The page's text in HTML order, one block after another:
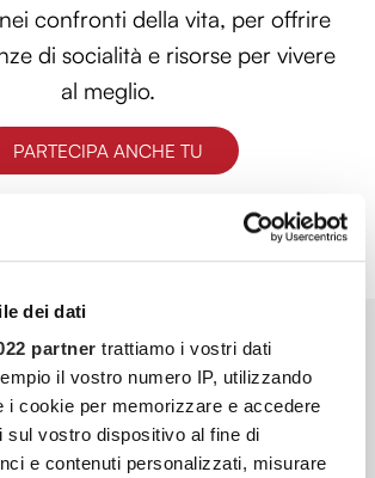
dei dati
partner trattiamo i vostri dati
il vostro numero IP, utilizzando
i cookie per memorizzare e accedere
sul vostro dispositivo al fine di
e contenuti personalizzati, misurare
confronti della vita, per offrire
di socialità e risorse per vivere
al meglio.
PARTECIPA ANCHE TU